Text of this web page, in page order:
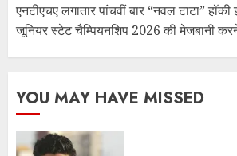
एनटीएचए लगातार पांचवीं बार “नवल टाटा”
जूनियर स्टेट चैम्पियनशिप 2026 की मेजबानी
YOU MAY HAVE MISSED